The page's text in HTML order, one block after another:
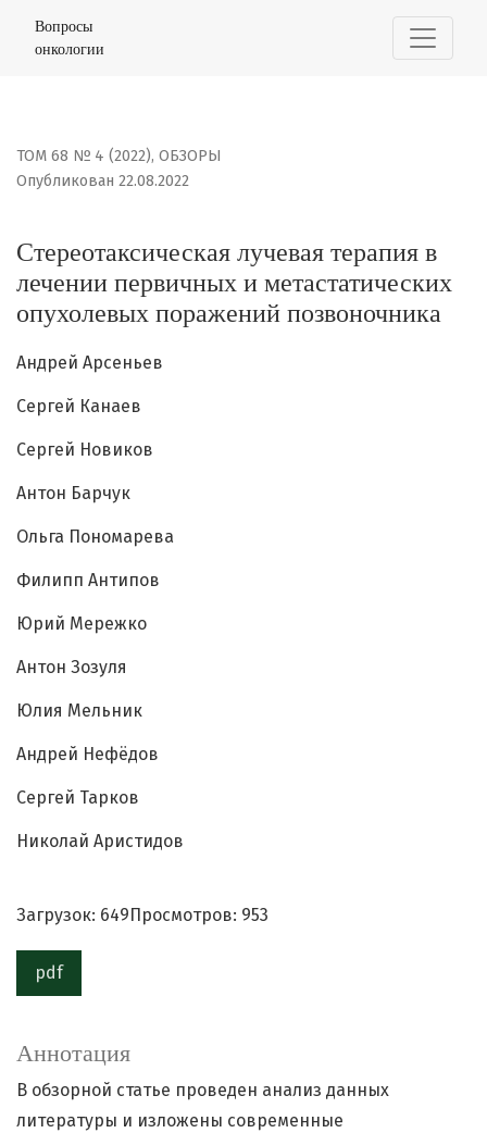
Стереотаксическая лучевая терапия в лечении
Вопросы
онкологии
ТОМ 68 № 4 (2022), ОБЗОРЫ
Стереотаксическая лучевая терапия в
лечении первичных и метастатических
опухолевых поражений позвоночника
Опубликован 22.08.2022
Андрей Арсеньев
Сергей Канаев
Сергей Новиков
Антон Барчук
Ольга Пономарева
Филипп Антипов
Юрий Мережко
Антон Зозуля
Юлия Мельник
Андрей Нефёдов
Сергей Тарков
Николай Аристидов
Загрузок: 649 Просмотров: 953
pdf
Аннотация
В обзорной статье проведен анализ данных
литературы и изложены современные